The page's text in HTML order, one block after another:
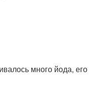
много йода, его